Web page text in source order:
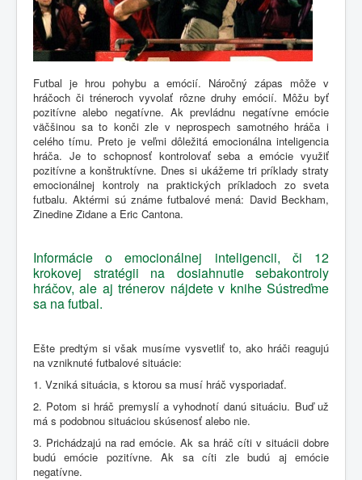
Futbal je hrou pohybu a emócií. Náročný zápas môže v
hráčoch či tréneroch vyvolať rôzne druhy emócií. Môžu byť
pozitívne alebo negatívne. Ak prevládnu negatívne emócie
väčšinou sa to konči zle v neprospech samotného hráča i
celého tímu. Preto je veľmi dôležitá emocionálna inteligencia
hráča. Je to schopnosť kontrolovať seba a emócie využiť
pozitívne a konštruktívne. Dnes si ukážeme tri príklady straty
emocionálnej kontroly na praktických príkladoch zo sveta
futbalu. Aktérmi sú známe futbalové mená: David Beckham,
Zinedine Zidane a Eric Cantona.
Informácie o emocionálnej inteligencii, či 12
krokovej stratégii na dosiahnutie sebakontroly
hráčov, ale aj trénerov nájdete v knihe Sústreďme
sa na futbal.
Ešte predtým si však musíme vysvetliť to, ako hráči reagujú
na vzniknuté futbalové situácie:
1. Vzniká situácia, s ktorou sa musí hráč vysporiadať.
2. Potom si hráč premyslí a vyhodnotí danú situáciu. Buď už
má s podobnou situáciou skúsenosť alebo nie.
3. Prichádzajú na rad emócie. Ak sa hráč cíti v situácii dobre
budú emócie pozitívne. Ak sa cíti zle budú aj emócie
negatívne.